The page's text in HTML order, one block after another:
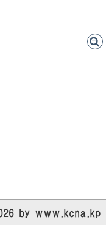
by www.kcna.kp